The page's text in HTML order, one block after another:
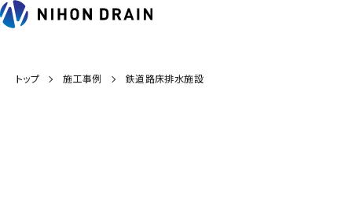
トップ 施工事例 鉄道路床排水施設